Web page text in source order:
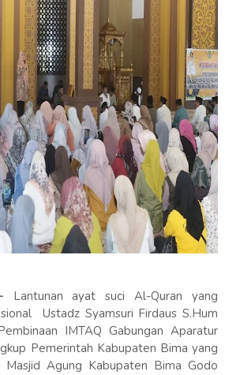
Lantunan ayat suci Al-Quran yang
Ustadz Syamsuri Firdaus S.Hum
IMTAQ Gabungan Aparatur
Pemerintah Kabupaten Bima yang
Agung Kabupaten Bima Godo